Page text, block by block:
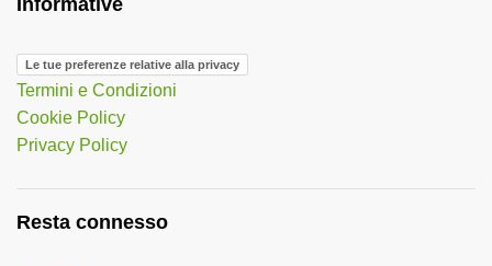
Le tue preferenze relative alla privacy
Termini e Condizioni
Cookie Policy
Privacy Policy
Resta connesso